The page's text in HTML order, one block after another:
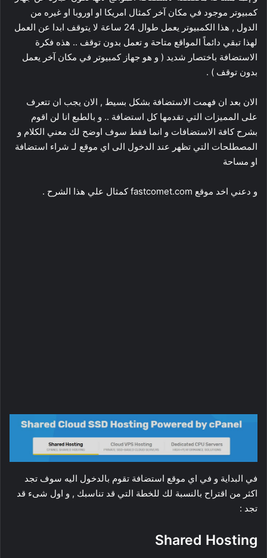
كمبيوتر موجود في مكان آخر كمثال امريكا او اوروبا او غيره من
الدول , هذا الكمبيوتر يعمل طوال 24 ساعة لا يتوقف ابدا عن العمل
لهذا تبقي دائماً المواقع متاحة و تعمل بدون توقف .. هذه فكرة
الاستضافة باختصار شديد ( و هو جهاز كمبيوتر في مكان آخر يعمل
بدون توقف ) .
الان بعد ان فهمت الاستضافة بشكل بسيط , الان يجب ان تتعرف
على المميزات التي تقدمها كل استضافة .. و بالطبع انا لن اقوم
بشرح كافة الاستضافات و انما فقط سوف اوضح لك معني الكلام و
المصطلحات التي تظهر عند الدخول الى اي موقع لـ شراء استضافة
او مساحة
و دعني اخد موقع fastcomet.com كمثال علي هذا الشرح .
في البداية و في اي موقع استضافة تقوم بالدخول اليه سوف تجد
اكثر من اقتراح بالنسبة لك للخطة التي قد تناسبك , و اول شىء قد
تجد :
Shared Hosting